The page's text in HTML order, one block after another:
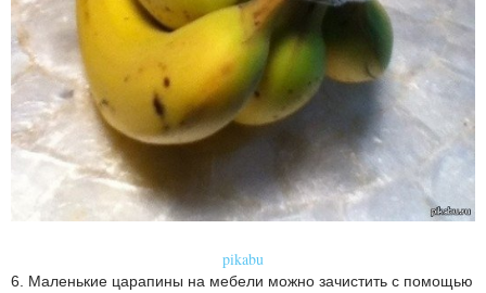
pikabu
6. Маленькие царапины на мебели можно зачистить с помощью